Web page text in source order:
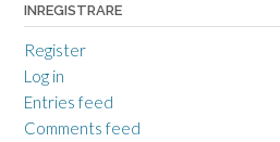
INREGISTRARE
Register
Log in
Entries feed
Comments feed